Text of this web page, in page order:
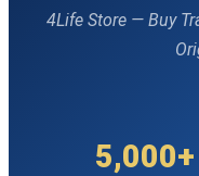
4Life Store — Buy
5,000+